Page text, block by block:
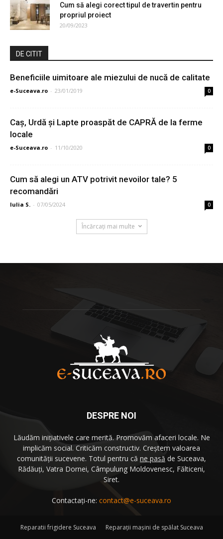
Cum să alegi corect tipul de travertin pentru
propriul proiect
20/09/2023
DE CITIT
Beneficiile uimitoare ale miezului de nucă de calitate
e-Suceava.ro - 23/01/2019 0
Caș, Urdă și Lapte proaspăt de CAPRĂ de la ferme
locale
e-Suceava.ro - 11/10/2020 0
Cum să alegi un ATV potrivit nevoilor tale? 5
recomandări
Iulia S. - 07/05/2024 0
Încărcați mai multe
DESPRE NOI
Lăudăm iniţiativele care merită. Promovăm afaceri locale. Ne
implicăm social. Criticăm constructiv. Creştem valoarea
comunităţii sucevene. Totul pentru că ne pasă de Suceava,
Rădăuţi, Vatra Dornei, Câmpulung Moldovenesc, Fălticeni,
Siret.
Contactați-ne: contact@e-suceava.ro
Reparatii frigidere Suceava Reparaţii maşini de spălat Suceava